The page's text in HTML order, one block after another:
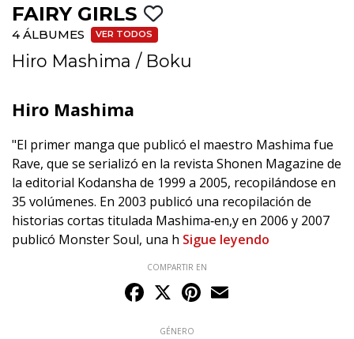
COMPARTIR EN
Facebook
X Pinterest
GÉNERO
FAIRY GIRLS
4 ÁLBUMES VER TODOS
Hiro Mashima / Boku
Hiro Mashima
"El primer manga que publicó el maestro Mashima fue
Rave, que se serializó en la revista Shonen Magazine de
la editorial Kodansha de 1999 a 2005, recopilándose en
35 volúmenes. En 2003 publicó una recopilación de
historias cortas titulada Mashima‐en,y en 2006 y 2007
publicó Monster Soul, una h Sigue leyendo